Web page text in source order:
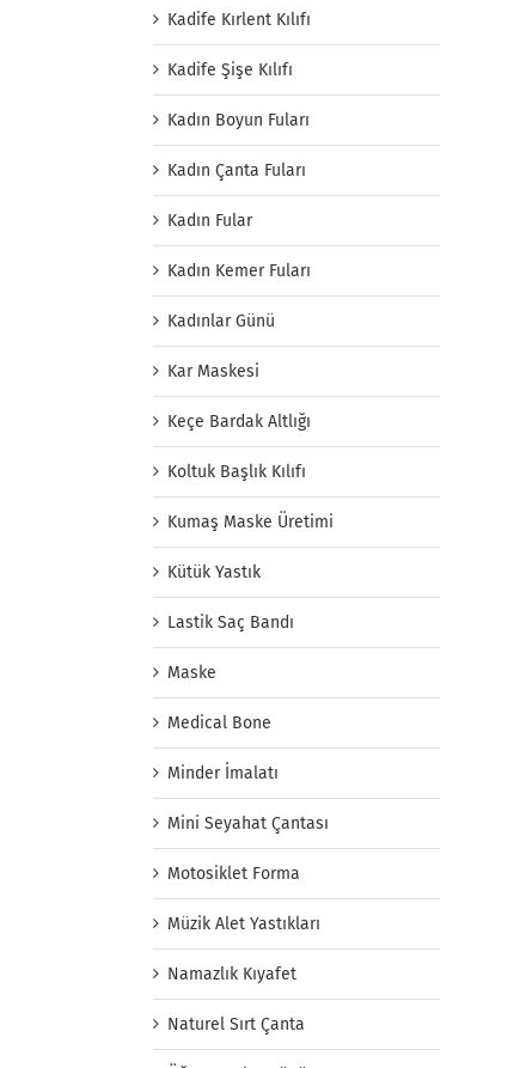
Kadife Kırlent Kılıfı
Kadife Şişe Kılıfı
Kadın Boyun Fuları
Kadın Çanta Fuları
Kadın Fular
Kadın Kemer Fuları
Kadınlar Günü
Kar Maskesi
Keçe Bardak Altlığı
Koltuk Başlık Kılıfı
Kumaş Maske Üretimi
Kütük Yastık
Lastik Saç Bandı
Maske
Medical Bone
Minder İmalatı
Mini Seyahat Çantası
Motosiklet Forma
Müzik Alet Yastıkları
Namazlık Kıyafet
Naturel Sırt Çanta